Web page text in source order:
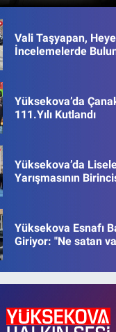
Vali Taşyapan,
İncelemelerde
Yüksekova’da
111.Yılı Kutlandı
Yüksekova’da
Yarışmasının
Yüksekova Esnafı
Giriyor: "Ne satan